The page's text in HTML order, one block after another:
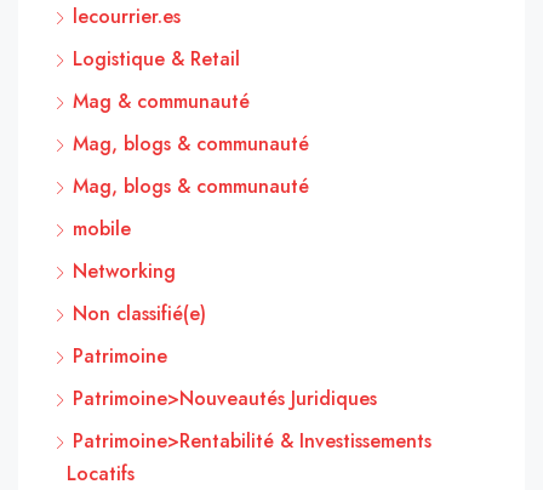
lecourrier.es
Logistique & Retail
Mag & communauté
Mag, blogs & communauté
Mag, blogs & communauté
mobile
Networking
Non classifié(e)
Patrimoine
Patrimoine>Nouveautés Juridiques
Patrimoine>Rentabilité & Investissements
Locatifs